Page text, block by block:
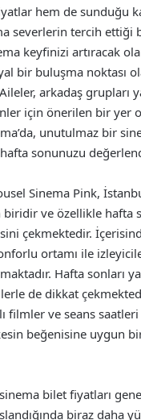
hem de sunduğu
severlerin tercih ettiği
keyfinizi artıracak
bir buluşma noktası
arkadaş grupları
için önerilen bir yer
unutulmaz bir
sonunuzu
Sinema Pink,
biridir ve özellikle hafta
çekmektedir.
ortamı ile
Hafta sonları
de dikkat
filmler ve seans saatleri
beğenisine uygun
bilet fiyatları
biraz daha